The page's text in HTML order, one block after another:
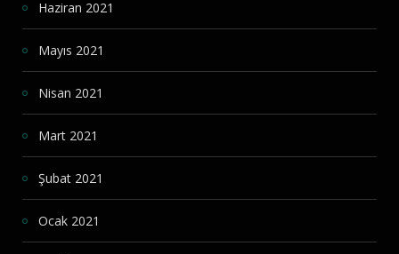
Haziran 2021
Mayıs 2021
Nisan 2021
Mart 2021
Şubat 2021
Ocak 2021